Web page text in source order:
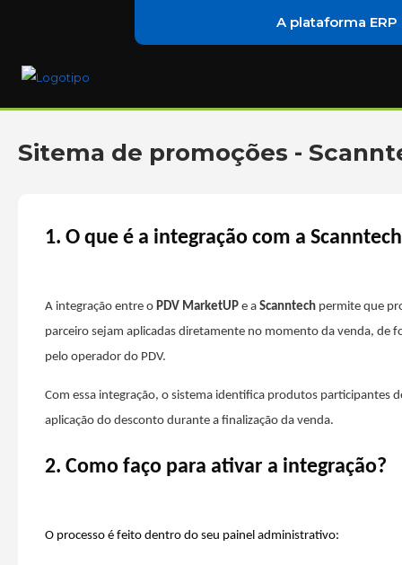
A plataforma
Sitema de promoções -
1. O que é a integração com a
A integração entre o PDV MarketUP e a Scanntech permite que
parceiro sejam aplicadas diretamente no momento da venda, de
pelo operador do PDV.
Com essa integração, o sistema identifica produtos participantes
aplicação do desconto durante a finalização da venda.
2. Como faço para ativar a integração?
O processo é feito dentro do seu painel administrativo: